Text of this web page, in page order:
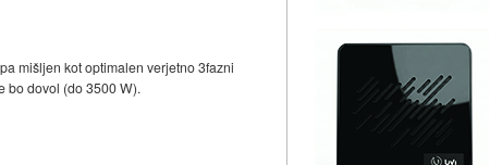
mišljen kot optimalen verjetno 3fazni
bo dovol (do 3500 W).